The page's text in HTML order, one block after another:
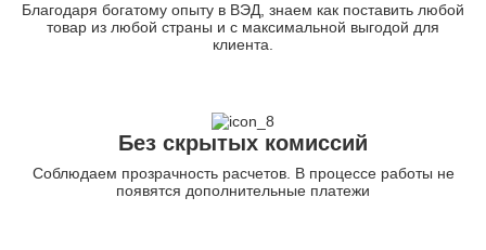
Благодаря богатому опыту в ВЭД, знаем как поставить любой
товар из любой страны и с максимальной выгодой для
клиента.
Без скрытых комиссий
Соблюдаем прозрачность расчетов. В процессе работы не
появятся дополнительные платежи